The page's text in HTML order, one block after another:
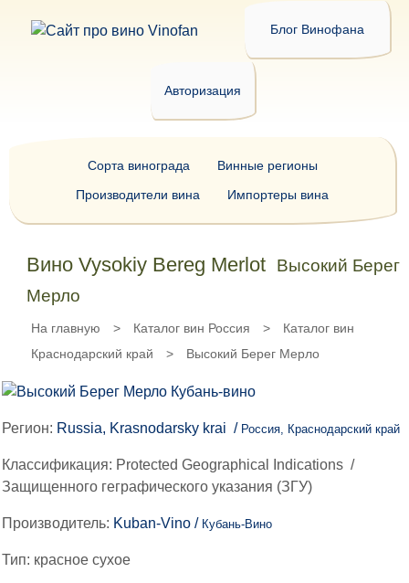
Блог Винофана
Авторизация
Вино Vysokiy Bereg Merlot
Высокий Берег
Мерло
На главную > Каталог вин Россия >
Каталог вин
Краснодарский край
> Высокий Берег Мерло
Регион: Russia, Krasnodarsky krai / Россия, Краснодарский край
Классификация: Protected Geographical Indications /
Защищенного геграфического указания (ЗГУ)
Производитель: Kuban-Vino / Кубань-Вино
Тип: красное сухое
Сорта винограда
Винные регионы
Производители вина
Импортеры вина